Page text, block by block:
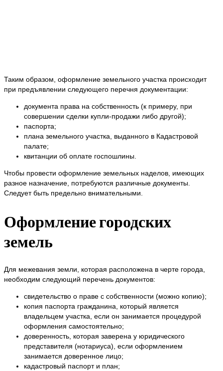
Таким образом, оформление земельного участка происходит
при предъявлении следующего перечня документации:
документа права на собственность (к примеру, при
совершении сделки купли-продажи либо другой);
паспорта;
плана земельного участка, выданного в Кадастровой
палате;
квитанции об оплате госпошлины.
Чтобы провести оформление земельных наделов, имеющих
разное назначение, потребуются различные документы.
Следует быть предельно внимательными.
Оформление городских
земель
Для межевания земли, которая расположена в черте города,
необходим следующий перечень документов:
свидетельство о праве с собственности (можно копию);
копия паспорта гражданина, который является
владельцем участка, если он занимается процедурой
оформления самостоятельно;
доверенность, которая заверена у юридического
представителя (нотариуса), если оформлением
занимается доверенное лицо;
кадастровый паспорт и план;